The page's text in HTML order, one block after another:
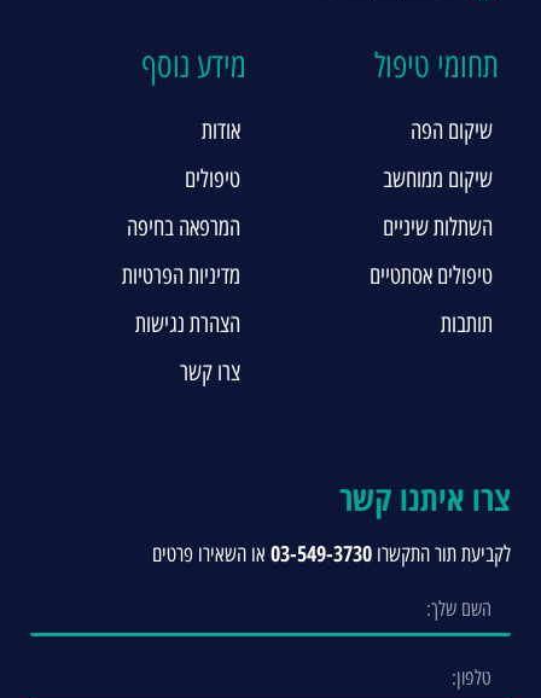
תחומי טיפול
שיקום הפה
שיקום ממוחשב
השתלות שיניים
טיפולים אסתטיים
תותבות
מידע נוסף
אודות
טיפולים
המרפאה בחיפה
מדיניות הפרטיות
הצהרת נגישות
צרו קשר
צרו איתנו קשר
לקביעת תור התקשרו 03-549-3730 או השאירו פרטים